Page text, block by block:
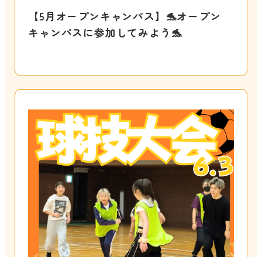
【5月オープンキャンパス】🐬オープン
キャンパスに参加してみよう🐬